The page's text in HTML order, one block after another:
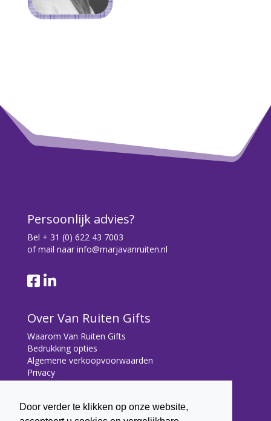
Door verder te klikken op onze website,
Persoonlijk advies?
Bel + 31 (0) 622 43 7003
of mail naar info@marjavanruiten.nl
Over Van Ruiten Gifts
Waarom Van Ruiten Gifts
Bedrukking opties
Algemene verkoopvoorwaarden
Privacy
Contact
Contact